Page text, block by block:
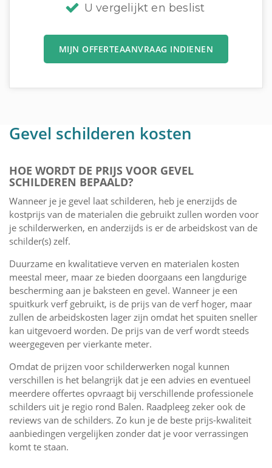
U vergelijkt en beslist
MIJN OFFERTEAANVRAAG INDIENEN
Gevel schilderen kosten
HOE WORDT DE PRIJS VOOR GEVEL
SCHILDEREN BEPAALD?
Wanneer je je gevel laat schilderen, heb je enerzijds de
kostprijs van de materialen die gebruikt zullen worden voor
je schilderwerken, en anderzijds is er de arbeidskost van de
schilder(s) zelf.
Duurzame en kwalitatieve verven en materialen kosten
meestal meer, maar ze bieden doorgaans een langdurige
bescherming aan je baksteen en gevel. Wanneer je een
spuitkurk verf gebruikt, is de prijs van de verf hoger, maar
zullen de arbeidskosten lager zijn omdat het spuiten sneller
kan uitgevoerd worden. De prijs van de verf wordt steeds
weergegeven per vierkante meter.
Omdat de prijzen voor schilderwerken nogal kunnen
verschillen is het belangrijk dat je een advies en eventueel
meerdere offertes opvraagt bij verschillende professionele
schilders uit je regio rond Balen. Raadpleeg zeker ook de
reviews van de schilders. Zo kun je de beste prijs-kwaliteit
aanbiedingen vergelijken zonder dat je voor verrassingen
komt te staan.